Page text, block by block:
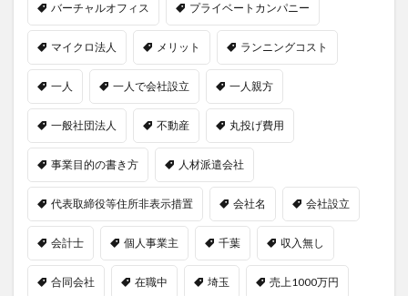
バーチャルオフィス プライベートカンパニー
マイクロ法人 メリット ランニングコスト
一人 一人で会社設立 一人親方
一般社団法人 不動産 丸投げ費用
事業目的の書き方 人材派遣会社
代表取締役等住所非表示措置 会社名 会社設立
会計士 個人事業主 千葉 収入無し
合同会社 在職中 埼玉 売上1000万円